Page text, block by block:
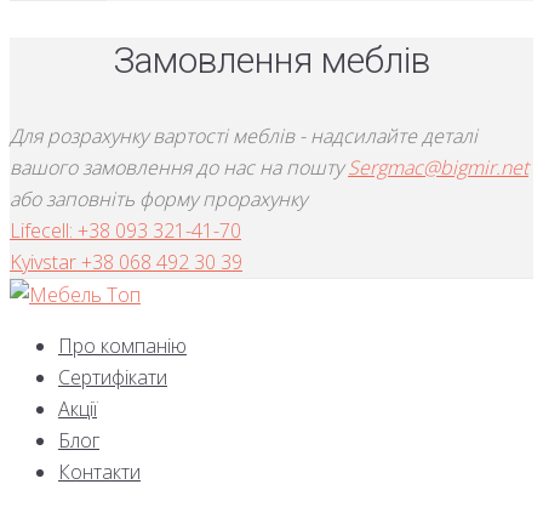
Замовлення меблів
Для розрахунку вартості меблів - надсилайте деталі
вашого замовлення до нас на поштуSergmac@bigmir.net
або заповніть форму прорахунку
Lifecell: +38 093 321-41-70
Kyivstar +38 068 492 30 39
Про компанію
Сертифікати
Акції
Блог
Контакти